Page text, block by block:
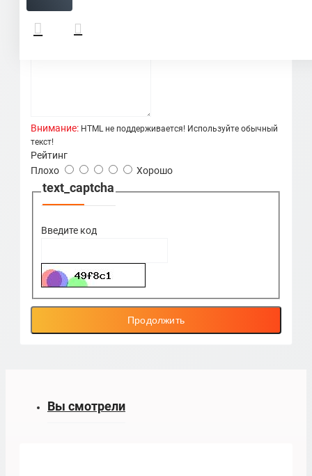
Ваш отзыв
Внимание: HTML не поддерживается! Используйте обычный
текст!
Рейтинг
Плохо
Хорошо
text_captcha
Введите код
Продолжить
Вы смотрели